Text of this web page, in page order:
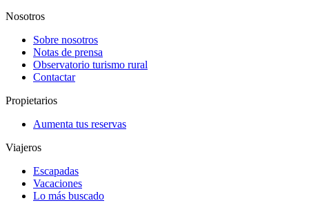
Nosotros
Sobre nosotros
Notas de prensa
Observatorio turismo rural
Contactar
Propietarios
Aumenta tus reservas
Viajeros
Escapadas
Vacaciones
Lo más buscado